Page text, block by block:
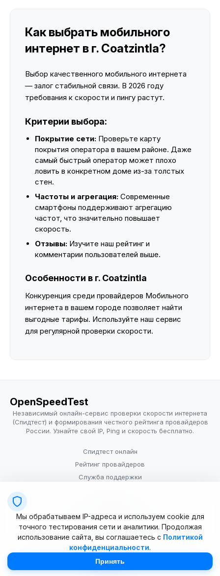
Как выбрать мобильного
интернет в г. Coatzintla?
Выбор качественного мобильного интернета
— залог стабильной связи. В 2026 году
требования к скорости и пингу растут.
Критерии выбора:
Покрытие сети: Проверьте карту
покрытия оператора в вашем районе. Даже
самый быстрый оператор может плохо
ловить в конкретном доме из-за толстых
стен.
Частоты и агрегация: Современные
смартфоны поддерживают агрегацию
частот, что значительно повышает
скорость.
Отзывы: Изучите наш рейтинг и
комментарии пользователей выше.
Особенности в г. Coatzintla
Конкуренция среди провайдеров Мобильного
интернета в вашем городе позволяет найти
выгодные тарифы. Используйте наш сервис
для регулярной проверки скорости.
OpenSpeedTest
Независимый онлайн-сервис проверки скорости интернета
(Спидтест) и формирования честного рейтинга провайдеров
России. Узнайте свой IP, Ping и скорость бесплатно.
Спидтест онлайн
Рейтинг провайдеров
Служба поддержки
Условия использования
© 2025–2026 OpenSpeedTest (ИП Долматова В.В.). Все права
Мы обрабатываем IP-адреса и используем cookie для
точного тестирования сети и аналитики. Продолжая
использование сайта, вы соглашаетесь с Политикой
конфиденциальности.
Принять